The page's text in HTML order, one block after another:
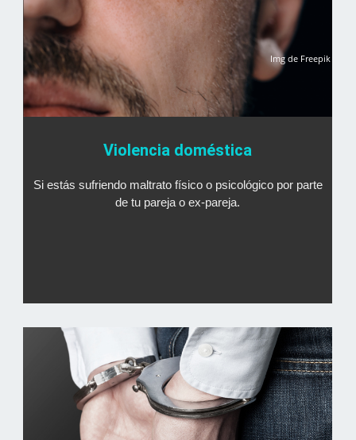
Violencia doméstica
Si estás sufriendo maltrato físico o psicológico por parte
de tu pareja o ex-pareja.
Img de Freepik